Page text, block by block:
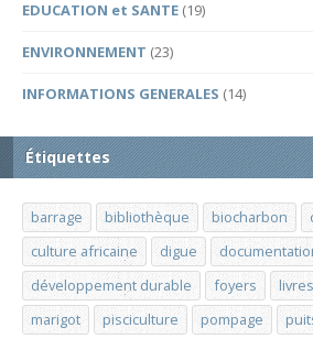
EDUCATION et SANTE (19)
ENVIRONNEMENT (23)
INFORMATIONS GENERALES (14)
Étiquettes
barrage bibliothèque biocharbon
culture africaine
digue
développement durable
foyers livres
marigot
pisciculture pompage